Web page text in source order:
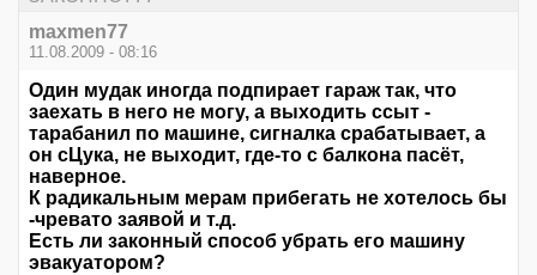
maxmen77
11.08.2009 - 08:16
Один мудак иногда подпирает гараж так, что
заехать в него не могу, а выходить ссыт -
тарабанил по машине, сигналка срабатывает, а
он сЦука, не выходит, где-то с балкона пасёт,
наверное.
К радикальным мерам прибегать не хотелось бы
-чревато заявой и т.д.
Есть ли законный способ убрать его машину
эвакуатором?